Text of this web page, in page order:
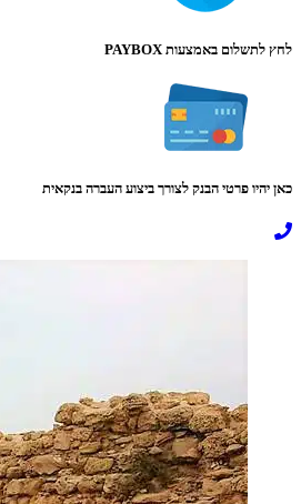
לחץ לתשלום באמצעות PAYBOX
כאן יהיו פרטי הבנק לצורך ביצוע העברה בנקאית